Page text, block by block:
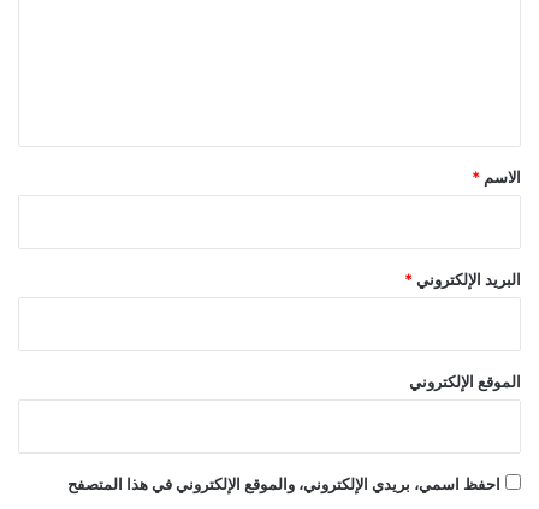
*
الاسم *
البريد الإلكتروني *
الموقع الإلكتروني
احفظ اسمي، بريدي الإلكتروني، والموقع الإلكتروني في هذا المتصفح